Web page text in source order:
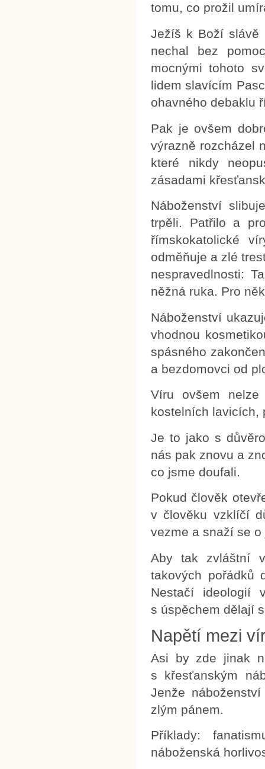
tomu, co prožil
Ježíš k Boží slávě
nechal bez
mocnými tohoto
lidem slavícím
ohavného debaklu
Pak je ovšem
výrazně rozcházel
které nikdy
zásadami
Náboženství
trpěli. Patřilo a
římskokatolické
odměňuje a zlé
nespravedlnosti:
něžná ruka. Pro
Náboženství
vhodnou
spásného
a bezdomovci od
Víru ovšem nelze
kostelních lavicích,
Je to jako s
nás pak znovu a
co jsme doufali.
Pokud člověk
v člověku vzklíčí
vezme a snaží se
Aby tak zvláštní
takových pořádků
Nestačí ideologií
s úspěchem dělají
Napětí mezi
Asi by zde jinak
s křesťanským
Jenže
zlým pánem.
Příklady:
náboženská